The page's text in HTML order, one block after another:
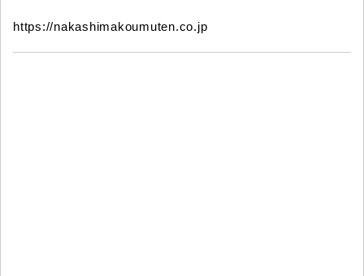
https://nakashimakoumuten.co.jp